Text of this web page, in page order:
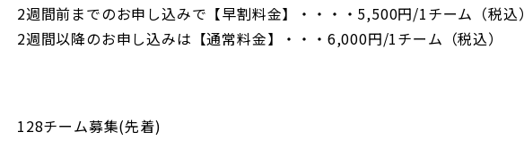
2週間前までのお申し込みで【早割料金】・・・・5,500円/1チーム（税込）
2週間以降のお申し込みは【通常料金】・・・6,000円/1チーム（税込）
128チーム募集(先着)